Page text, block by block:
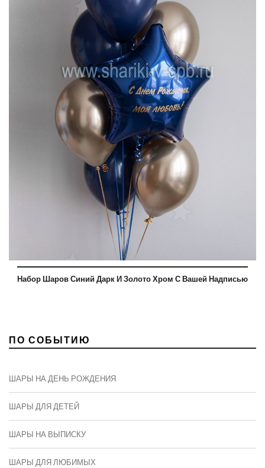
Набор Шаров Синий Дарк И Золото Хром С Вашей Надписью
ПО СОБЫТИЮ
ШАРЫ НА ДЕНЬ РОЖДЕНИЯ
ШАРЫ ДЛЯ ДЕТЕЙ
ШАРЫ НА ВЫПИСКУ
ШАРЫ ДЛЯ ЛЮБИМЫХ